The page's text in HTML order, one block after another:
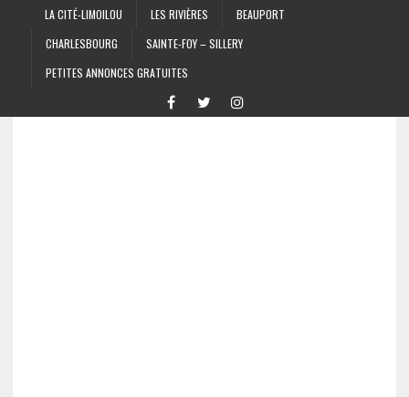
LA CITÉ-LIMOILOU LES RIVIÈRES
BEAUPORT
CHARLESBOURG
SAINTE-FOY – SILLERY
PETITES ANNONCES GRATUITES